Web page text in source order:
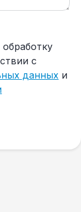
с
данных и